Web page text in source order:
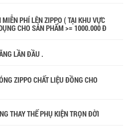
PHÍ LÊN ZIPPO ( TẠI KHU VỰC
CHO SẢN PHẨM >= 1000.000 Đ
LẦN ĐẦU .
ZIPPO CHẤT LIỆU ĐỒNG CHO
THAY THẾ PHỤ KIỆN TRỌN ĐỜI